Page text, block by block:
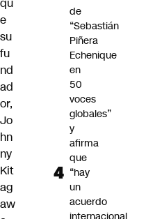
e
su
fu
nd
ad
or,
Jo
hn
ny
Kit
ag
aw
de
“Sebastián
Piñera
Echenique
en
50
voces
globales”
y
afirma
que
“hay
un
acuerdo
internacional